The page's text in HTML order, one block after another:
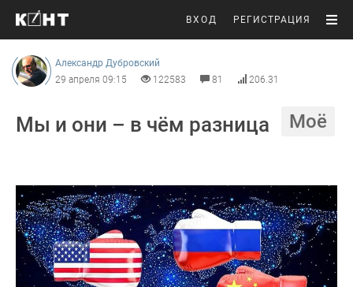
ВХОД РЕГИСТРАЦИЯ
Александр Дубровский
29 апреля 09:15
122583 81 206.31
Мы и они – в чём разница Моё